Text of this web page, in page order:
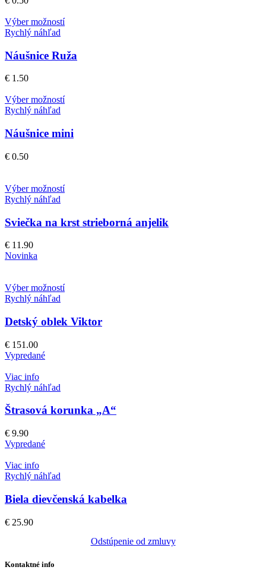
Výber možností
Rychlý náhľad
Náušnice Ruža
€ 1.50
Výber možností
Rychlý náhľad
Náušnice mini
€ 0.50
Výber možností
Rychlý náhľad
Sviečka na krst strieborná anjelik
€ 11.90
Novinka
Výber možností
Rychlý náhľad
Detský oblek Viktor
€ 151.00
Vypredané
Viac info
Rychlý náhľad
Štrasová korunka „A“
€ 9.90
Vypredané
Viac info
Rychlý náhľad
Biela dievčenská kabelka
€ 25.90
Odstúpenie od zmluvy
Kontaktné info